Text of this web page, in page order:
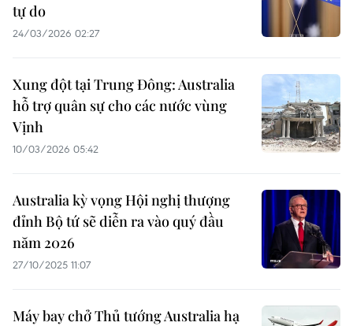
tự do
24/03/2026 02:27
Xung đột tại Trung Đông: Australia
hỗ trợ quân sự cho các nước vùng
Vịnh
10/03/2026 05:42
Australia kỳ vọng Hội nghị thượng
đỉnh Bộ tứ sẽ diễn ra vào quý đầu
năm 2026
27/10/2025 11:07
Máy bay chở Thủ tướng Australia hạ